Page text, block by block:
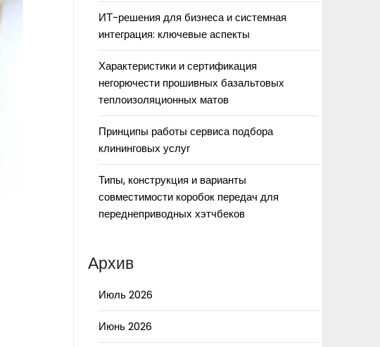
ИТ-решения для бизнеса и системная
интеграция: ключевые аспекты
Характеристики и сертификация
негорючести прошивных базальтовых
теплоизоляционных матов
Принципы работы сервиса подбора
клининговых услуг
Типы, конструкция и варианты
совместимости коробок передач для
переднеприводных хэтчбеков
Архив
Июль 2026
Июнь 2026